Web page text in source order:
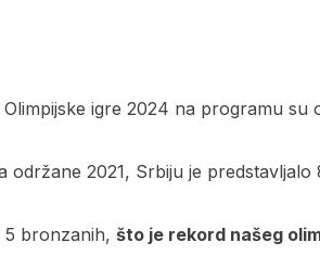
igre 2024 na programu su
2021, Srbiju je predstavljalo
5 bronzanih, što je rekord našeg